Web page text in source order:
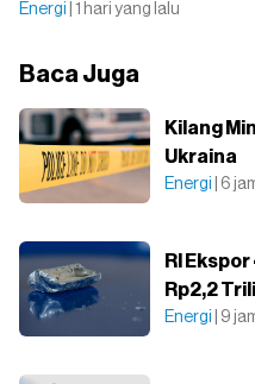
Energi | 1 hari yang lalu
Baca Juga
Kilang
Ukraina
Energi | 6
RI
Rp2,2
Energi | 9